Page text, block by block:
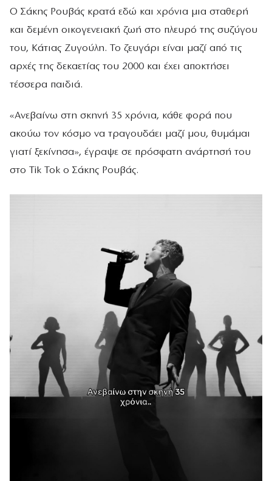
Ο Σάκης Ρουβάς κρατά εδώ και χρόνια μια σταθερή
και δεμένη οικογενειακή ζωή στο πλευρό της συζύγου
του, Κάτιας Ζυγούλη. Το ζευγάρι είναι μαζί από τις
αρχές της δεκαετίας του 2000 και έχει αποκτήσει
τέσσερα παιδιά.
«Ανεβαίνω στη σκηνή 35 χρόνια, κάθε φορά που
ακούω τον κόσμο να τραγουδάει μαζί μου, θυμάμαι
γιατί ξεκίνησα», έγραψε σε πρόσφατη ανάρτησή του
στο Tik Tok ο Σάκης Ρουβάς.